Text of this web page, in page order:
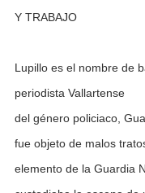
Y TRABAJO
Lupillo es el nombre de
periodista Vallartense
del género policiaco,
fue objeto de malos
elemento de la Guardia